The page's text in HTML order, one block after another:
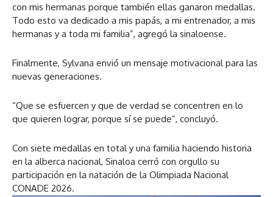
con mis hermanas porque también ellas ganaron medallas.
Todo esto va dedicado a mis papás, a mi entrenador, a mis
hermanas y a toda mi familia”, agregó la sinaloense.
Finalmente, Sylvana envió un mensaje motivacional para las
nuevas generaciones.
“Que se esfuercen y que de verdad se concentren en lo
que quieren lograr, porque sí se puede”, concluyó.
Con siete medallas en total y una familia haciendo historia
en la alberca nacional, Sinaloa cerró con orgullo su
participación en la natación de la Olimpiada Nacional
CONADE 2026.